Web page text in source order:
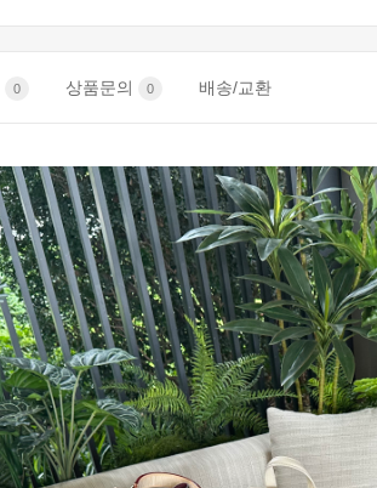
0 상품문의 0 배송/교환